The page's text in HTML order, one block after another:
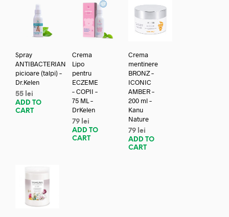
Spray
ANTIBACTERIAN
picioare (talpi) –
Dr.Kelen
55 lei
ADD TO
CART
Crema
Lipo
pentru
ECZEME
– COPII –
75 ML –
DrKelen
79 lei
ADD TO
CART
Crema
mentinere
BRONZ –
ICONIC
AMBER –
200 ml –
Kanu
Nature
79 lei
ADD TO
CART